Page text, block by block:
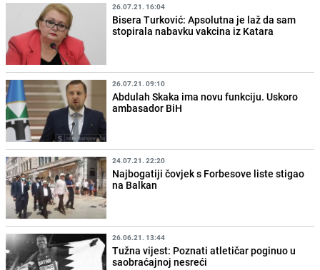
26.07.21. 16:04
Bisera Turković: Apsolutna je laž da sam
stopirala nabavku vakcina iz Katara
26.07.21. 09:10
Abdulah Skaka ima novu funkciju. Uskoro
ambasador BiH
24.07.21. 22:20
Najbogatiji čovjek s Forbesove liste stigao
na Balkan
26.06.21. 13:44
Tužna vijest: Poznati atletičar poginuo u
saobraćajnoj nesreći